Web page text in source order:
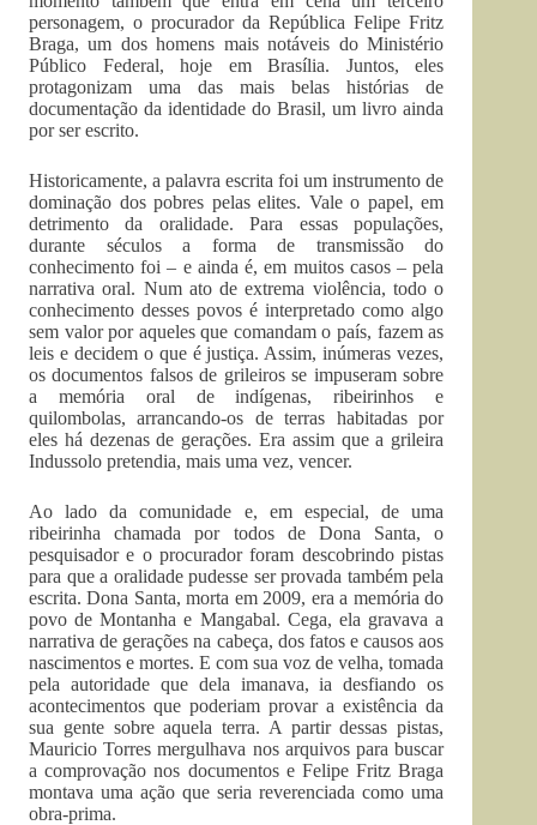
personagem, o procurador da República Felipe Fritz
Braga, um dos homens mais notáveis do Ministério
Público Federal, hoje em Brasília. Juntos, eles
protagonizam uma das mais belas histórias de
documentação da identidade do Brasil, um livro ainda
por ser escrito.
Historicamente, a palavra escrita foi um instrumento de
dominação dos pobres pelas elites. Vale o papel, em
detrimento da oralidade. Para essas populações,
durante séculos a forma de transmissão do
conhecimento foi – e ainda é, em muitos casos – pela
narrativa oral. Num ato de extrema violência, todo o
conhecimento desses povos é interpretado como algo
sem valor por aqueles que comandam o país, fazem as
leis e decidem o que é justiça. Assim, inúmeras vezes,
os documentos falsos de grileiros se impuseram sobre
a memória oral de indígenas, ribeirinhos e
quilombolas, arrancando-os de terras habitadas por
eles há dezenas de gerações. Era assim que a grileira
Indussolo pretendia, mais uma vez, vencer.
Ao lado da comunidade e, em especial, de uma
ribeirinha chamada por todos de Dona Santa, o
pesquisador e o procurador foram descobrindo pistas
para que a oralidade pudesse ser provada também pela
escrita. Dona Santa, morta em 2009, era a memória do
povo de Montanha e Mangabal. Cega, ela gravava a
narrativa de gerações na cabeça, dos fatos e causos aos
nascimentos e mortes. E com sua voz de velha, tomada
pela autoridade que dela imanava, ia desfiando os
acontecimentos que poderiam provar a existência da
sua gente sobre aquela terra. A partir dessas pistas,
Mauricio Torres mergulhava nos arquivos para buscar
a comprovação nos documentos e Felipe Fritz Braga
montava uma ação que seria reverenciada como uma
obra-prima.